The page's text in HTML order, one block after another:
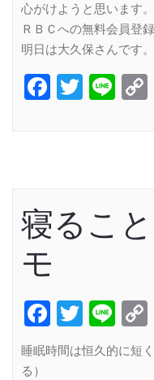
心がけようと思います。
ＲＢＣへの無料会員登
明日は大久保さんです。
Facebook
Twitter
Line
寝るこ
モ
Facebook
Twitter
Line
睡眠時間は恒久的に短
る）